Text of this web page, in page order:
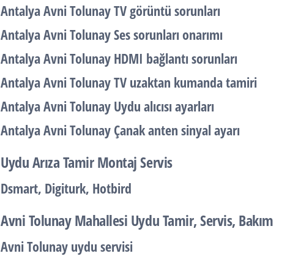
Antalya Avni Tolunay TV görüntü sorunları
Antalya Avni Tolunay Ses sorunları onarımı
Antalya Avni Tolunay HDMI bağlantı sorunları
Antalya Avni Tolunay TV uzaktan kumanda tamiri
Antalya Avni Tolunay Uydu alıcısı ayarları
Antalya Avni Tolunay Çanak anten sinyal ayarı
Uydu Arıza Tamir Montaj Servis
Dsmart, Digiturk, Hotbird
Avni Tolunay Mahallesi Uydu Tamir, Servis, Bakım
Avni Tolunay uydu servisi